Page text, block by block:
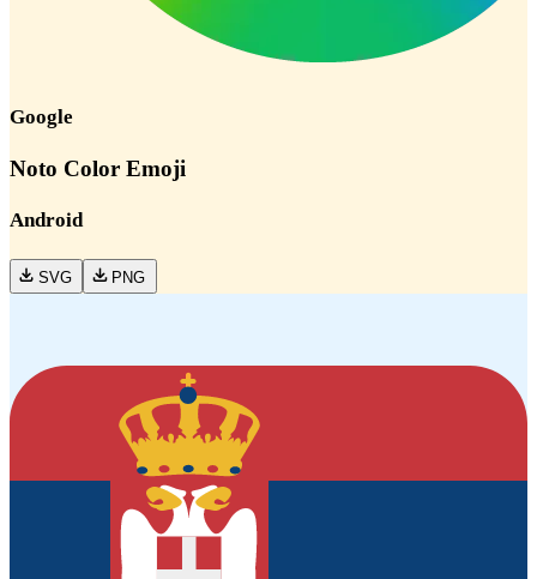
Google
Noto Color Emoji
Android
SVG PNG